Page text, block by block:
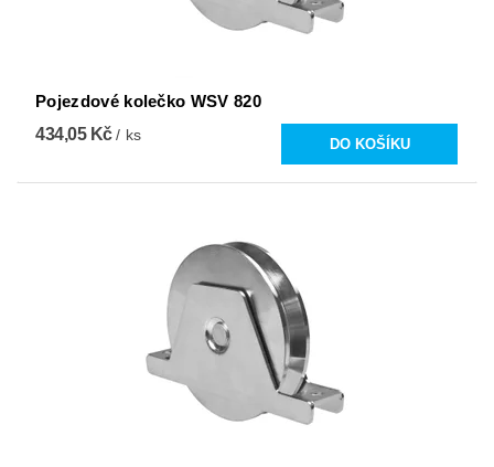
Pojezdové kolečko WSV 820
434,05 Kč/ ks